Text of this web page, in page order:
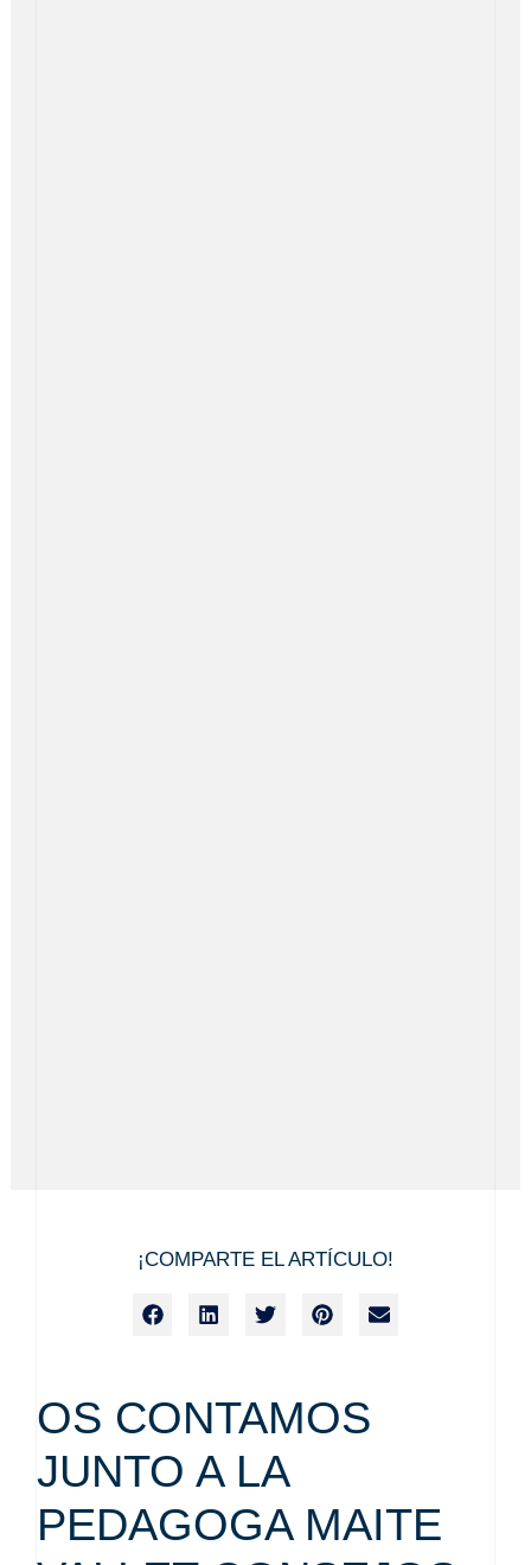
¡COMPARTE EL ARTÍCULO!
OS CONTAMOS
JUNTO A LA
PEDAGOGA MAITE